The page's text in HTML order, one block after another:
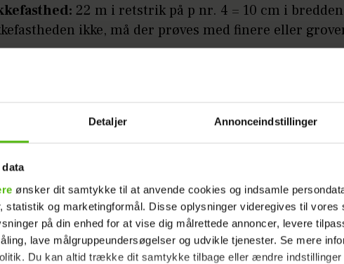
Detaljer Annonceindstillinger
ønsker dit samtykke til at anvende cookies og indsamle
statistik og marketingformål. Disse oplysninger videregives til vores
på din enhed for at vise dig målrettede annoncer, levere
lave målgruppeundersøgelser og udvikle tjenester. Se mere
Du kan altid trække dit samtykke tilbage eller ændre
22 m i retstrik på p nr. 4 = 10 cm i
ikke, må der prøves med finere eller
Tag 1. m vr løs af og strik sidste m r på hver
m i hver side).